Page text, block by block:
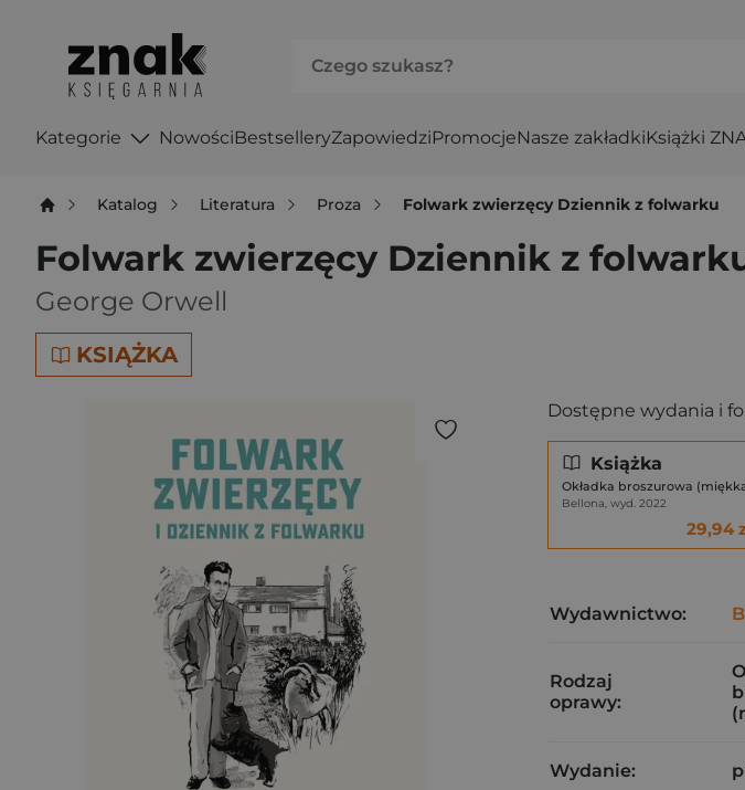
Kategorie NowościBestselleryZapowiedziPromocjeNasze zakładkiKsiążki
Katalog Literatura Proza Folwark zwierzęcy Dziennik z folwarku
Folwark zwierzęcy Dziennik z
George Orwell
KSIĄŻKA
Dostępne wydania i
Książka
Okładka broszurowa
Bellona, wyd. 2022
29,94
Wydawnictwo:
Rodzaj
oprawy:
Wydanie: